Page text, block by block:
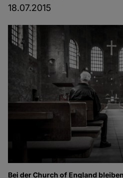
18.07.2015
Bei der Church of England